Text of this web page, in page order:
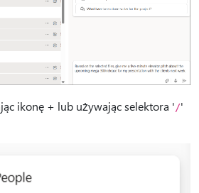
ikonę + lub używając selektora '/'